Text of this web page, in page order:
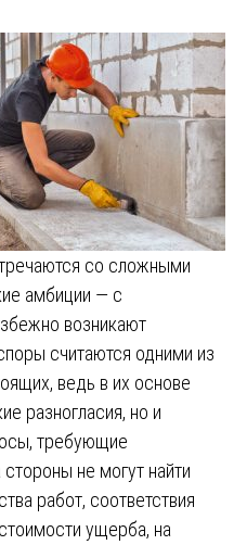
со сложными
амбиции — с
возникают
считаются одними из
ведь в их основе
разногласия, но и
требующие
не могут найти
работ, соответствия
ущерба, на